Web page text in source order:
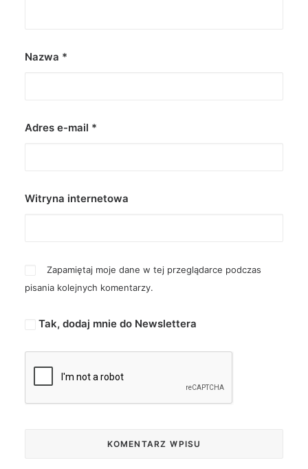
Nazwa *
Adres e-mail *
Witryna internetowa
Zapamiętaj moje dane w tej przeglądarce podczas
pisania kolejnych komentarzy.
Tak, dodaj mnie do Newslettera